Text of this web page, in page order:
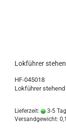
Lokführer
​HF-045018
Lokführer
Lieferzeit: 3-5
Versandgewicht: